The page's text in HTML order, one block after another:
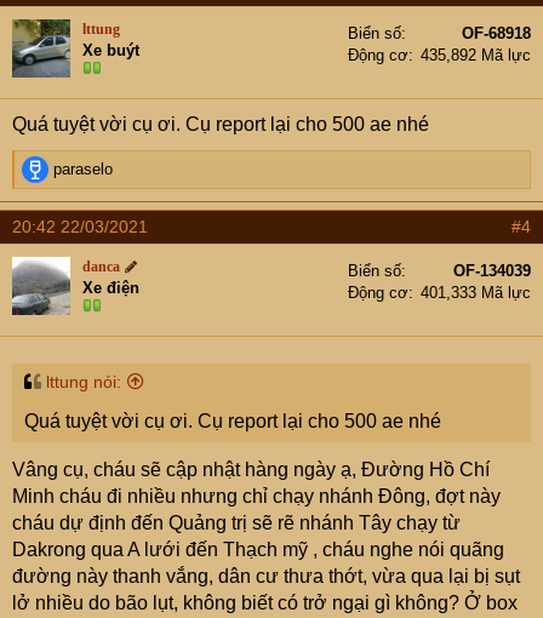
lttung
Xe buýt
Biển số
OF-68918
Động cơ
435,892 Mã lực
Quá tuyệt vời cụ ơi. Cụ report lại cho 500 ae nhé
R
e
a
c
t
i
o
n
s
paraselo
20:42 22/03/2021 #4
danca
Xe điện
Biển số
OF-134039
Động cơ
401,333 Mã lực
lttung nói:
Quá tuyệt vời cụ ơi. Cụ report lại cho 500 ae nhé
Vâng cụ, cháu sẽ cập nhật hàng ngày ạ, Đường Hồ Chí
Minh cháu đi nhiều nhưng chỉ chạy nhánh Đông, đợt này
cháu dự định đến Quảng trị sẽ rẽ nhánh Tây chạy từ
Dakrong qua A lưới đến Thạch mỹ , cháu nghe nói quãng
đường này thanh vắng, dân cư thưa thớt, vừa qua lại bị sụt
lở nhiều do bão lụt, không biết có trở ngại gì không? Ở box